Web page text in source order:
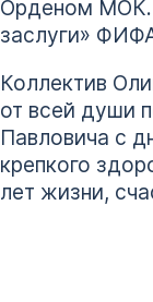
Орденом МОК.
заслуги»
Коллектив
от всей души
Павловича с
крепкого
лет жизни,